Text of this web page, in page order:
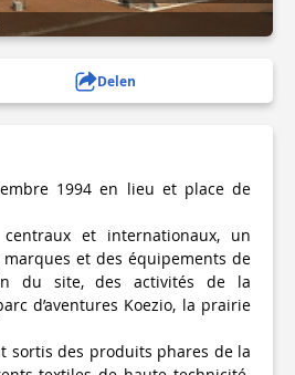
Delen
1994 en lieu et place de
et internationaux, un
et des équipements de
du site, des activités de la
d’aventures Koezio, la prairie
sortis des produits phares de la